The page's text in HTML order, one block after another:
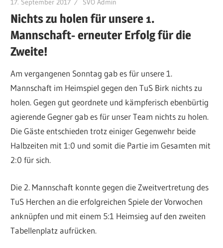
17. September 2017 SVÖ Admin
Nichts zu holen für unsere 1.
Mannschaft- erneuter Erfolg für die
Zweite!
Am vergangenen Sonntag gab es für unsere 1.
Mannschaft im Heimspiel gegen den TuS Birk nichts zu
holen. Gegen gut geordnete und kämpferisch ebenbürtig
agierende Gegner gab es für unser Team nichts zu holen.
Die Gäste entschieden trotz einiger Gegenwehr beide
Halbzeiten mit 1:0 und somit die Partie im Gesamten mit
2:0 für sich.
Die 2. Mannschaft konnte gegen die Zweitvertretung des
TuS Herchen an die erfolgreichen Spiele der Vorwochen
anknüpfen und mit einem 5:1 Heimsieg auf den zweiten
Tabellenplatz aufrücken.